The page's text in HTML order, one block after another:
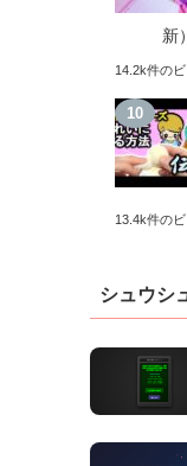
新）
14.2k件の
13.4k件の
シュウシ